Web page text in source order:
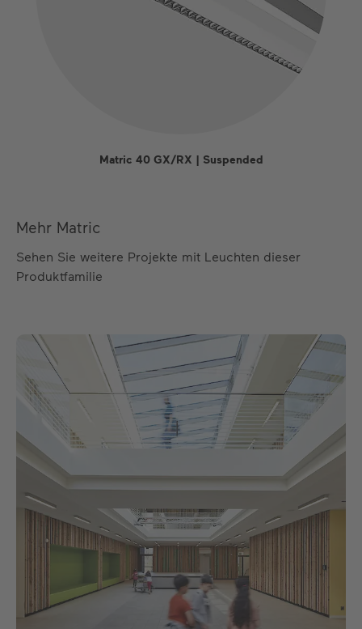
Matric 40 GX/RX | Suspended
Mehr Matric
Sehen Sie weitere Projekte mit Leuchten dieser
Produktfamilie